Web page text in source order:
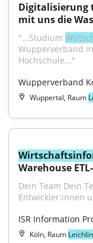
Digitalisierung
mit uns die
"...Studium
Wupperverband
Hochschule..."
Wupperverband
Wuppertal, Raum
Warehouse
Dein Team Dein
Entwickler:innen
ISR Information
Köln, Raum